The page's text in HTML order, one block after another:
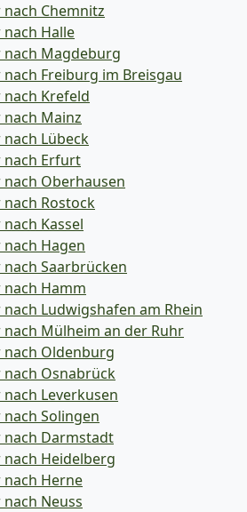
Chemnitz
Halle
nach Magdeburg
Freiburg im Breisgau
nach Krefeld
nach Mainz
Lübeck
nach Erfurt
Oberhausen
Rostock
Kassel
Hagen
Saarbrücken
nach Hamm
Ludwigshafen am Rhein
nach Mülheim an der Ruhr
nach Oldenburg
nach Osnabrück
Leverkusen
Solingen
nach Darmstadt
nach Heidelberg
nach Herne
Neuss